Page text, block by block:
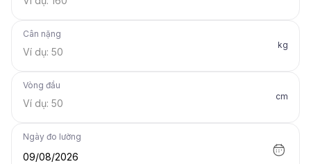
Cân nặng
kg
Vòng đầu
cm
Ngày đo lường
09/08/2026